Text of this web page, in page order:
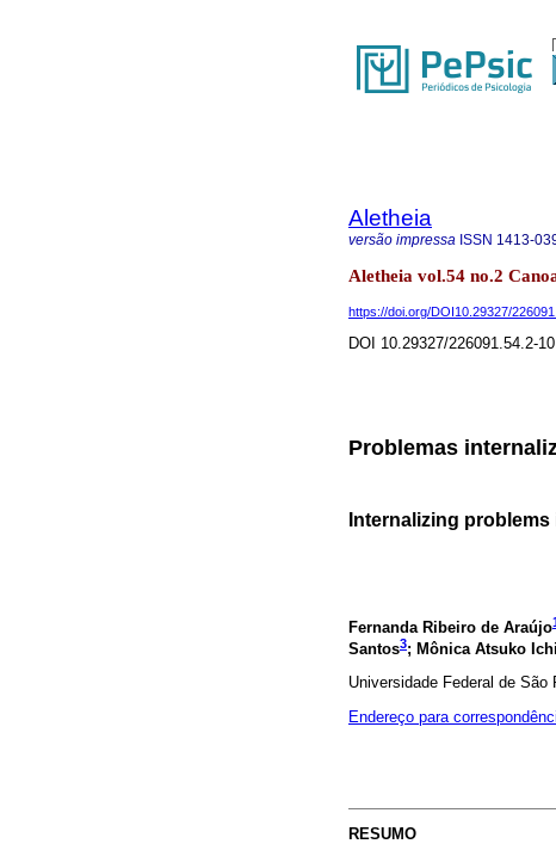
Aletheia
versão impressa ISSN 1413-
Aletheia vol.54 no.2
https://doi.org/DOI10.29327/
DOI 10.29327/226091.54.2-10
Problemas
Internalizing
Fernanda Ribeiro de Araújo
Santos3; Mônica Atsuko
Universidade Federal de São
Endereço para
RESUMO